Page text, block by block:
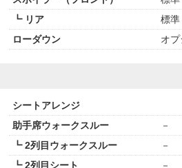
┗ リア
標準
ローダウン
オ
シートアレンジ
助手席ウォークスルー
－
┗ 2列目ウォークスルー
－
┗ 2列目シート
－